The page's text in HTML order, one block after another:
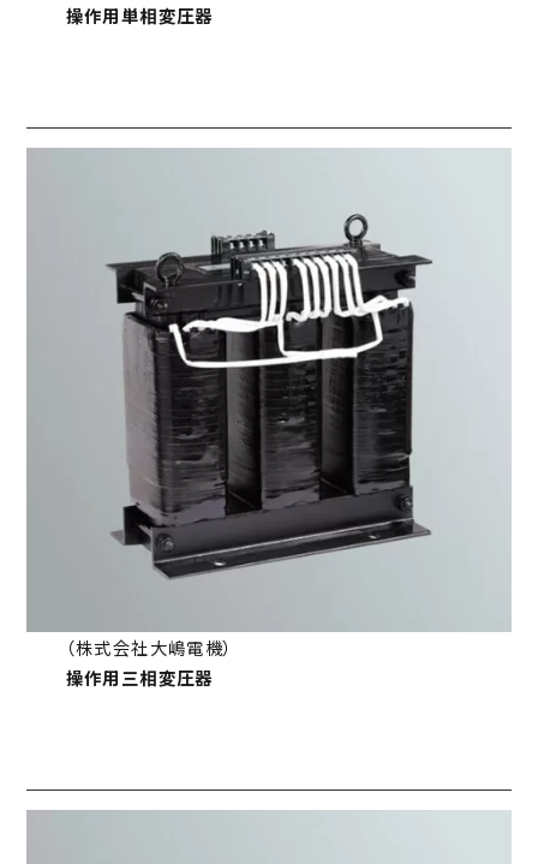
操作用単相変圧器
（株式会社大嶋電機）
操作用三相変圧器